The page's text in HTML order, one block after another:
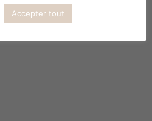
Accepter tout